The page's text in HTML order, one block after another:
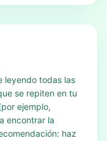
leyendo todas las
se repiten en tu
ejemplo,
encontrar la
haz